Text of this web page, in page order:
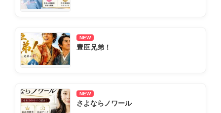
NEW
豊臣兄弟！
NEW
さよならノワール